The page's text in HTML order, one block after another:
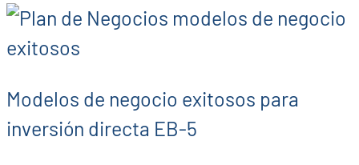
Modelos de negocio exitosos para
inversión directa EB-5